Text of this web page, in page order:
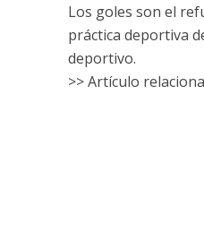
Los goles son el
práctica deportiva
deportivo.
>> Artículo